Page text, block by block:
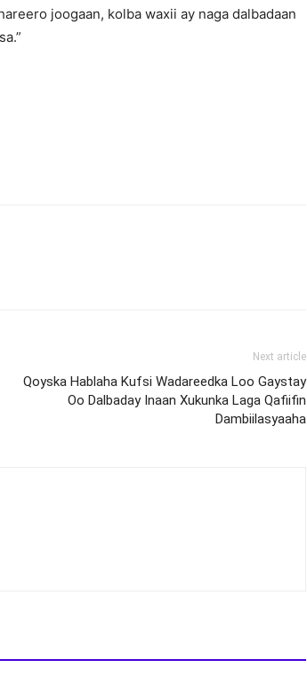
joogaan, kolba waxii ay naga dalbadaan
Next article
Qoyska Hablaha Kufsi Wadareedka Loo Gaystay
Oo Dalbaday Inaan Xukunka Laga Qafiifin
Dambiilasyaaha